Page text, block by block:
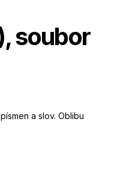
soubor
a slov. Oblibu